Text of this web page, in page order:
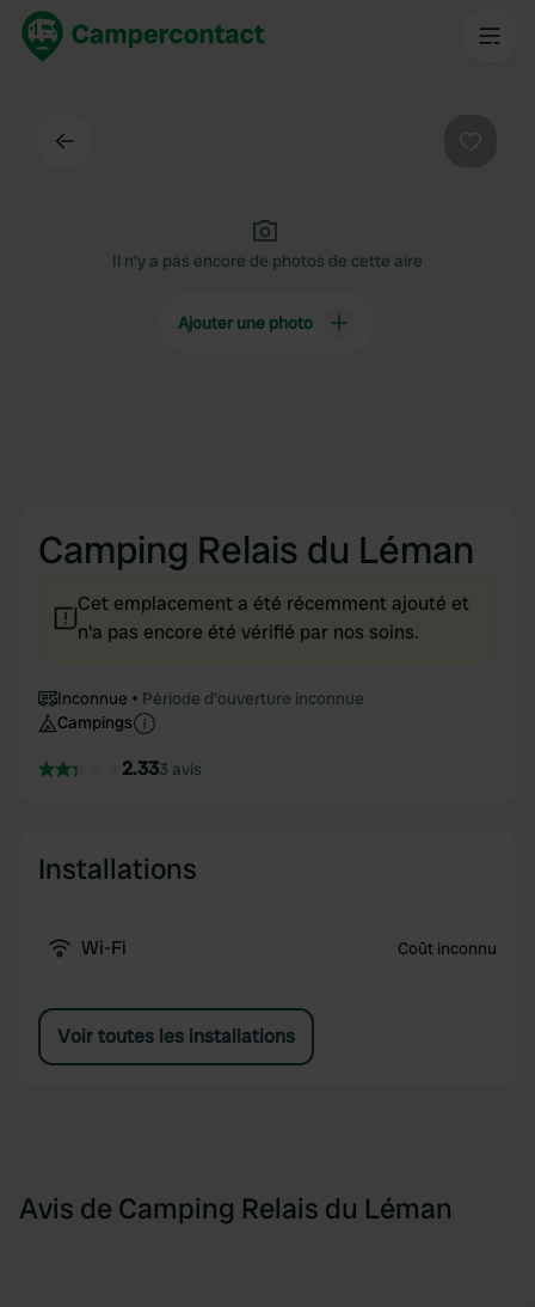
Il n'y a pas encore de photos de cette aire
Ajouter une photo
Camping Relais du Léman
Cet emplacement a été récemment ajouté et
n'a pas encore été vérifié par nos soins.
Inconnue
Période d'ouverture inconnue
Campings
2.333 avis
Installations
Wi-Fi Coût inconnu
Voir toutes les installations
Avis de Camping Relais du Léman